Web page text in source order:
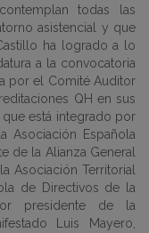
todas las
asistencial y que
ha logrado a lo
a la convocatoria
por el Comité Auditor
QH en sus
está integrado por
Asociación Española
de la Alianza General
Asociación Territorial
de Directivos de la
presidente de la
Luis Mayero,